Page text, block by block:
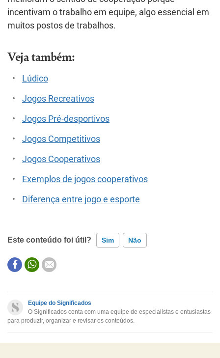
incentivam o trabalho em equipe, algo essencial em
muitos postos de trabalhos.
Veja também:
Lúdico
Jogos Recreativos
Jogos Pré-desportivos
Jogos Competitivos
Jogos Cooperativos
Exemplos de jogos cooperativos
Diferença entre jogo e esporte
Este conteúdo foi útil? Sim Não
Este conteúdo não tem a informação que procuro
Outro
Equipe do Significados
O Significados conta com uma equipe de especialistas e entusiastas
para produzir, organizar e revisar os conteúdos.